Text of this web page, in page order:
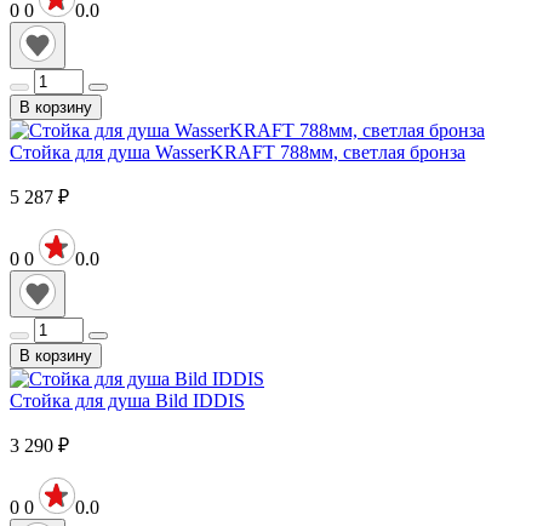
0 0 0.0
В корзину
Стойка для душа WasserKRAFT 788мм, светлая бронза
5 287 ₽
0 0 0.0
В корзину
Стойка для душа Bild IDDIS
3 290 ₽
0 0 0.0